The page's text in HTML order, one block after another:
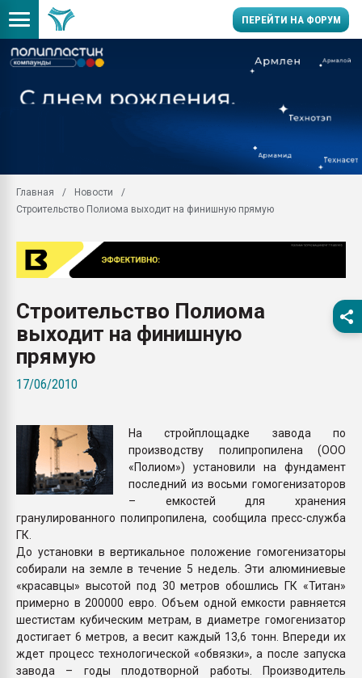
ПЕРЕЙТИ НА ФОРУМ
заводу пластмасс"
28.07.2026
пластмасс
28.07.2026
ПЕРЕЙТИ НА
Главная
Новости
Строительство Полиома выходит на финишную прямую
Строительство Полиома
выходит на финишную
прямую
17/06/2010
На стройплощадке завода по
производству полипропилена (ООО
«Полиом») установили на фундамент
последний из восьми гомогенизаторов
– емкостей для хранения
гранулированного полипропилена, сообщила пресс-служба
ГК.
До установки в вертикальное положение гомогенизаторы
собирали на земле в течение 5 недель. Эти алюминиевые
«красавцы» высотой под 30 метров обошлись ГК «Титан»
примерно в 200000 евро. Объем одной емкости равняется
шестистам кубическим метрам, в диаметре гомогенизатор
достигает 6 метров, а весит каждый 13,6 тонн. Впереди их
ждет процесс технологической «обвязки», а после запуска
завода – годы плодотворной работы. Производитель